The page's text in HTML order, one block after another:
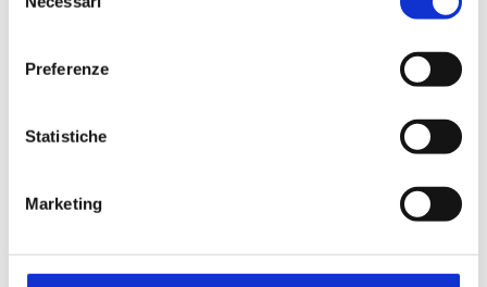
del
Preferenze
Statistiche
Marketing